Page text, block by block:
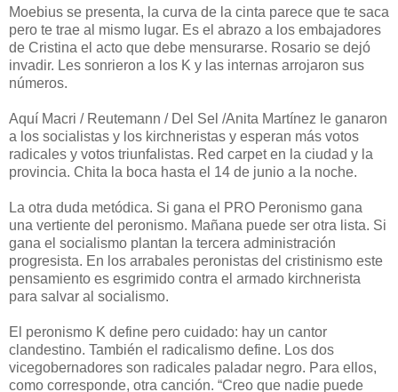
Moebius se presenta, la curva de la cinta parece que te saca
pero te trae al mismo lugar. Es el abrazo a los embajadores
de Cristina el acto que debe mensurarse. Rosario se dejó
invadir. Les sonrieron a los K y las internas arrojaron sus
números.
Aquí Macri / Reutemann / Del Sel /Anita Martínez le ganaron
a los socialistas y los kirchneristas y esperan más votos
radicales y votos triunfalistas. Red carpet en la ciudad y la
provincia. Chita la boca hasta el 14 de junio a la noche.
La otra duda metódica. Si gana el PRO Peronismo gana
una vertiente del peronismo. Mañana puede ser otra lista. Si
gana el socialismo plantan la tercera administración
progresista. En los arrabales peronistas del cristinismo este
pensamiento es esgrimido contra el armado kirchnerista
para salvar al socialismo.
El peronismo K define pero cuidado: hay un cantor
clandestino. También el radicalismo define. Los dos
vicegobernadores son radicales paladar negro. Para ellos,
como corresponde, otra canción. “Creo que nadie puede